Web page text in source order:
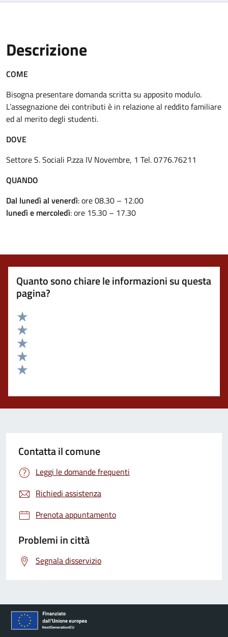
Descrizione
COME
Bisogna presentare domanda scritta su apposito modulo.
L’assegnazione dei contributi è in relazione al reddito familiare
ed al merito degli studenti.
DOVE
Settore S. Sociali P.zza IV Novembre, 1 Tel. 0776.76211
QUANDO
Dal lunedì al venerdì: ore 08.30 – 12.00
lunedì e mercoledì: ore 15.30 – 17.30
Quanto sono chiare le informazioni su questa
pagina?
Valuta 5 stelle su 5
Valuta 4 stelle su 5
Valuta 3 stelle su 5
Valuta 2 stelle su 5
Contatta il comune
Leggi le domande frequenti
Richiedi assistenza
Prenota appuntamento
Problemi in città
Segnala disservizio